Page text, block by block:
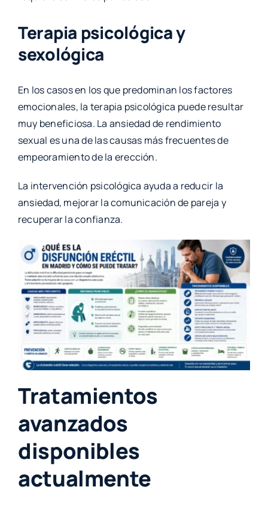
Terapia psicológica y
sexológica
En los casos en los que predominan los factores
emocionales, la terapia psicológica puede resultar
muy beneficiosa. La ansiedad de rendimiento
sexual es una de las causas más frecuentes de
empeoramiento de la erección.
La intervención psicológica ayuda a reducir la
ansiedad, mejorar la comunicación de pareja y
recuperar la confianza.
Tratamientos
avanzados
disponibles
actualmente